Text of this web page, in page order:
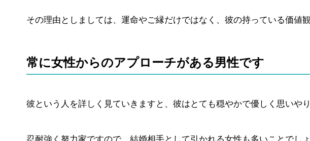
その理由としましては、運命やご縁だけではなく、彼の持っている価値
常に女性からのアプローチがある男性です
彼という人を詳しく見ていきますと、彼はとても穏やかで優しく思いや
忍耐強く努力家ですので、結婚相手として引かれる女性も多いことでしょ